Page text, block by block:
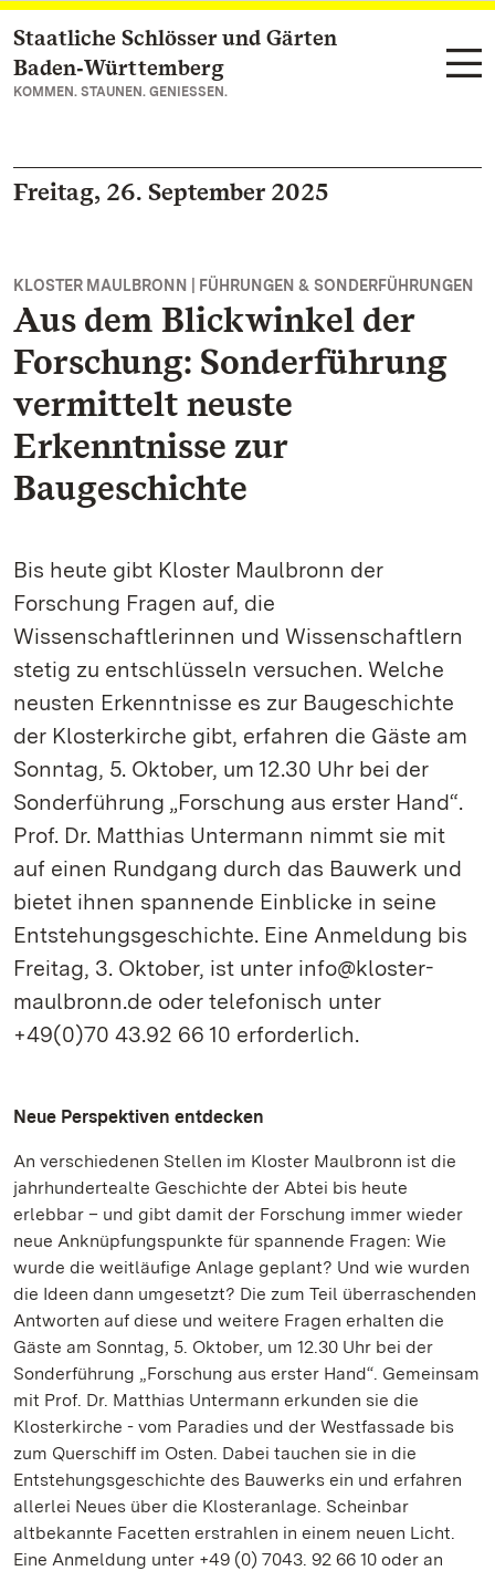
Zum Hauptinhalt springen
Staatliche Schlösser und Gärten
Baden‑Württemberg
KOMMEN. STAUNEN. GENIESSEN.
Freitag, 26. September 2025
KLOSTER MAULBRONN | FÜHRUNGEN & SONDERFÜHRUNGEN
Aus dem Blickwinkel der
Forschung: Sonderführung
vermittelt neuste
Erkenntnisse zur
Baugeschichte
Bis heute gibt Kloster Maulbronn der
Forschung Fragen auf, die
Wissenschaftlerinnen und Wissenschaftlern
stetig zu entschlüsseln versuchen. Welche
neusten Erkenntnisse es zur Baugeschichte
der Klosterkirche gibt, erfahren die Gäste am
Sonntag, 5. Oktober, um 12.30 Uhr bei der
Sonderführung „Forschung aus erster Hand“.
Prof. Dr. Matthias Untermann nimmt sie mit
auf einen Rundgang durch das Bauwerk und
bietet ihnen spannende Einblicke in seine
Entstehungsgeschichte. Eine Anmeldung bis
Freitag, 3. Oktober, ist unter info@kloster-
maulbronn.de oder telefonisch unter
+49(0)70 43.92 66 10 erforderlich.
Neue Perspektiven entdecken
An verschiedenen Stellen im Kloster Maulbronn ist die
jahrhundertealte Geschichte der Abtei bis heute
erlebbar – und gibt damit der Forschung immer wieder
neue Anknüpfungspunkte für spannende Fragen: Wie
wurde die weitläufige Anlage geplant? Und wie wurden
die Ideen dann umgesetzt? Die zum Teil überraschenden
Antworten auf diese und weitere Fragen erhalten die
Gäste am Sonntag, 5. Oktober, um 12.30 Uhr bei der
Sonderführung „Forschung aus erster Hand“. Gemeinsam
mit Prof. Dr. Matthias Untermann erkunden sie die
Klosterkirche - vom Paradies und der Westfassade bis
zum Querschiff im Osten. Dabei tauchen sie in die
Entstehungsgeschichte des Bauwerks ein und erfahren
allerlei Neues über die Klosteranlage. Scheinbar
altbekannte Facetten erstrahlen in einem neuen Licht.
Eine Anmeldung unter +49 (0) 7043. 92 66 10 oder an